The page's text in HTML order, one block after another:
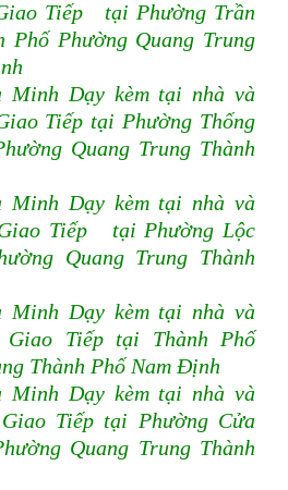
Tiếp tại Phường Trần
Phố Phường Quang Trung
Minh Dạy kèm tại nhà và
Tiếp tại Phường Thống
Quang Trung Thành
Minh Dạy kèm tại nhà và
Tiếp tại Phường Lộc
Quang Trung Thành
Minh Dạy kèm tại nhà và
Giao Tiếp tại Thành Phố
Thành Phố Nam Định
Minh Dạy kèm tại nhà và
Tiếp tại Phường Cửa
Quang Trung Thành